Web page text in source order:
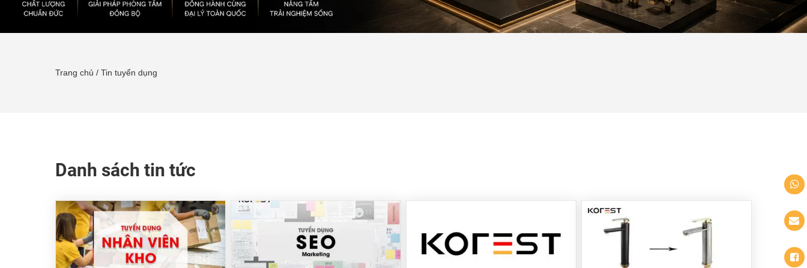
Trang chủ / Tin tuyển dụng
Danh sách tin tức